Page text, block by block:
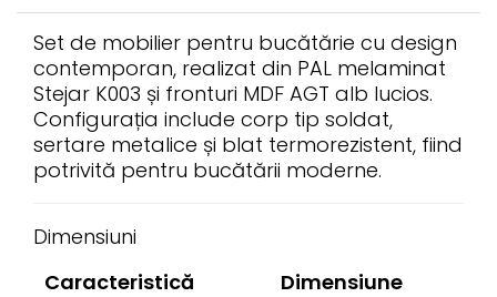
Set de mobilier pentru bucătărie cu design
contemporan, realizat din PAL melaminat
Stejar K003 și fronturi MDF AGT alb lucios.
Configurația include corp tip soldat,
sertare metalice și blat termorezistent, fiind
potrivită pentru bucătării moderne.
Dimensiuni
Caracteristică
Dimensiune